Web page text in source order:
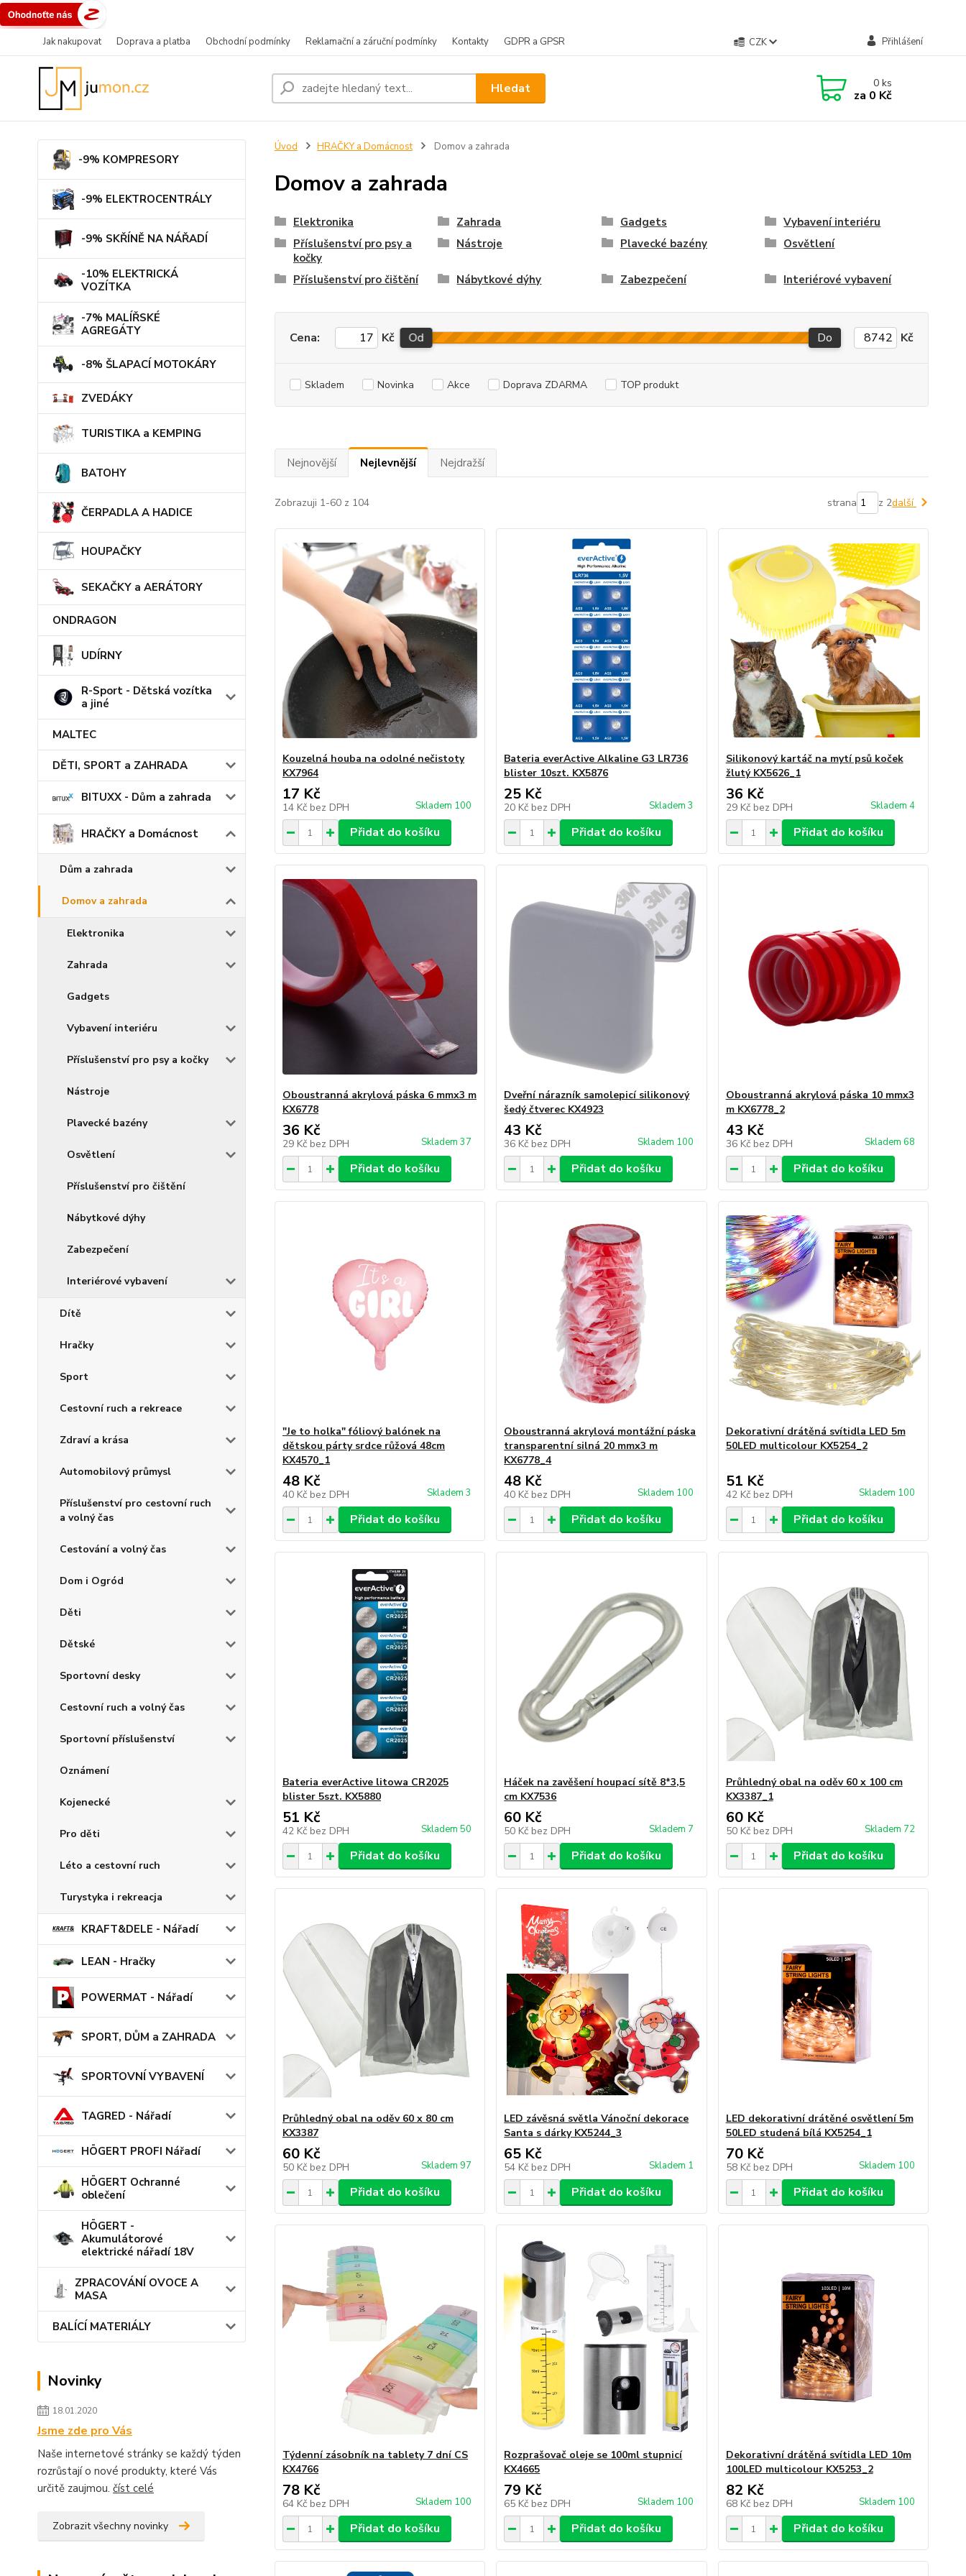
Jak nakupovat Doprava a platba Obchodní podmínky Reklamační a záruční podmínky Kontakty GDPR a GPSR CZK Přihlášení
Hledat 0ks
za 0 Kč
-9% KOMPRESORY
-9% ELEKTROCENTRÁLY
-9% SKŘÍNĚ NA NÁŘADÍ
-10% ELEKTRICKÁ
VOZÍTKA
-7% MALÍŘSKÉ
AGREGÁTY
-8% ŠLAPACÍ MOTOKÁRY
ZVEDÁKY
TURISTIKA a KEMPING
BATOHY
ČERPADLA A HADICE
HOUPAČKY
SEKAČKY a AERÁTORY
ONDRAGON
UDÍRNY
R-Sport - Dětská vozítka
a jiné
MALTEC
DĚTI, SPORT a ZAHRADA
BITUXX - Dům a zahrada
HRAČKY a Domácnost
Dům a zahrada
Domov a zahrada
Elektronika
Zahrada
Gadgets
Vybavení interiéru
Příslušenství pro psy a kočky
Nástroje
Plavecké bazény
Osvětlení
Příslušenství pro čištění
Nábytkové dýhy
Zabezpečení
Interiérové vybavení
Dítě
Hračky
Sport
Cestovní ruch a rekreace
Zdraví a krása
Automobilový průmysl
Příslušenství pro cestovní ruch
a volný čas
Cestování a volný čas
Dom i Ogród
Děti
Dětské
Sportovní desky
Cestovní ruch a volný čas
Sportovní příslušenství
Oznámení
Kojenecké
Pro děti
Léto a cestovní ruch
Turystyka i rekreacja
KRAFT&DELE - Nářadí
LEAN - Hračky
POWERMAT - Nářadí
SPORT, DŮM a ZAHRADA
SPORTOVNÍ VYBAVENÍ
TAGRED - Nářadí
HÖGERT PROFI Nářadí
HÖGERT Ochranné
oblečení
HÖGERT -
Akumulátorové
elektrické nářadí 18V
ZPRACOVÁNÍ OVOCE A
MASA
BALÍCÍ MATERIÁLY
Novinky
18.01.2020
Jsme zde pro Vás
Naše internetové stránky se každý týden
rozrůstají o nové produkty, které Vás
určitě zaujmou. číst celé
Zobrazit všechny novinky
Úvod HRAČKY a Domácnost Domov a zahrada
Domov a zahrada
Elektronika Zahrada Gadgets
Vybavení interiéru
Příslušenství pro psy a
kočky
Nástroje Plavecké bazény Osvětlení
Příslušenství pro čištění Nábytkové dýhy Zabezpečení Interiérové vybavení
Cena: Kč Od Do Kč
Skladem Novinka Akce Doprava ZDARMA TOP produkt
Nejnovější Nejlevnější Nejdražší
Zobrazuji 1-60 z 104 strana z 2další
Kouzelná houba na odolné nečistoty
KX7964
17 Kč
14 Kč bez DPH Skladem 100
Přidat do košíku
Bateria everActive Alkaline G3 LR736
blister 10szt. KX5876
25 Kč
20 Kč bez DPH Skladem 3
Přidat do košíku
Silikonový kartáč na mytí psů koček
žlutý KX5626_1
36 Kč
29 Kč bez DPH Skladem 4
Přidat do košíku
Oboustranná akrylová páska 6 mmx3 m
KX6778
36 Kč
29 Kč bez DPH Skladem 37
Přidat do košíku
Dveřní nárazník samolepicí silikonový
šedý čtverec KX4923
43 Kč
36 Kč bez DPH Skladem 100
Přidat do košíku
Oboustranná akrylová páska 10 mmx3
m KX6778_2
43 Kč
36 Kč bez DPH Skladem 68
Přidat do košíku
"Je to holka" fóliový balónek na
dětskou párty srdce růžová 48cm
KX4570_1
48 Kč
40 Kč bez DPH Skladem 3
Přidat do košíku
Oboustranná akrylová montážní páska
transparentní silná 20 mmx3 m
KX6778_4
48 Kč
40 Kč bez DPH Skladem 100
Přidat do košíku
Dekorativní drátěná svítidla LED 5m
50LED multicolour KX5254_2
51 Kč
42 Kč bez DPH Skladem 100
Přidat do košíku
Bateria everActive litowa CR2025
blister 5szt. KX5880
51 Kč
42 Kč bez DPH Skladem 50
Přidat do košíku
Háček na zavěšení houpací sítě 8*3,5
cm KX7536
60 Kč
50 Kč bez DPH Skladem 7
Přidat do košíku
Průhledný obal na oděv 60 x 100 cm
KX3387_1
60 Kč
50 Kč bez DPH Skladem 72
Přidat do košíku
Průhledný obal na oděv 60 x 80 cm
KX3387
60 Kč
50 Kč bez DPH Skladem 97
Přidat do košíku
LED závěsná světla Vánoční dekorace
Santa s dárky KX5244_3
65 Kč
54 Kč bez DPH Skladem 1
Přidat do košíku
LED dekorativní drátěné osvětlení 5m
50LED studená bílá KX5254_1
70 Kč
58 Kč bez DPH Skladem 100
Přidat do košíku
Týdenní zásobník na tablety 7 dní CS
KX4766
78 Kč
64 Kč bez DPH Skladem 100
Přidat do košíku
Rozprašovač oleje se 100ml stupnicí
KX4665
79 Kč
65 Kč bez DPH Skladem 100
Přidat do košíku
Dekorativní drátěná svítidla LED 10m
100LED multicolour KX5253_2
82 Kč
68 Kč bez DPH Skladem 100
Přidat do košíku